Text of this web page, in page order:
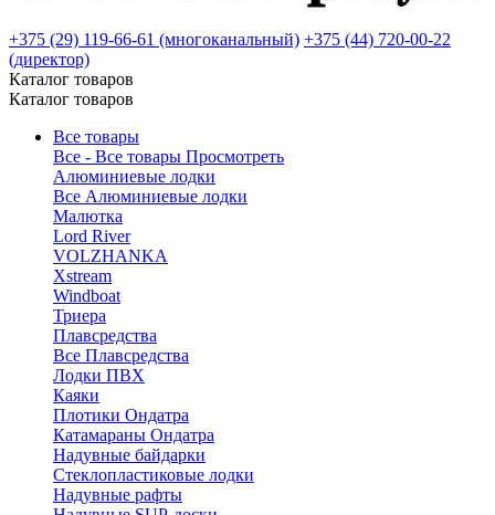
+375 (29) 119-66-61 (многоканальный) +375 (44) 720-00-22
(директор)
Каталог товаров
Каталог товаров
Все товары
Все - Все товары Просмотреть
Алюминиевые лодки
Все Алюминиевые лодки
Малютка
Lord River
VOLZHANKA
Xstream
Windboat
Триера
Плавсредства
Все Плавсредства
Лодки ПВХ
Каяки
Плотики Ондатра
Катамараны Ондатра
Надувные байдарки
Стеклопластиковые лодки
Надувные рафты